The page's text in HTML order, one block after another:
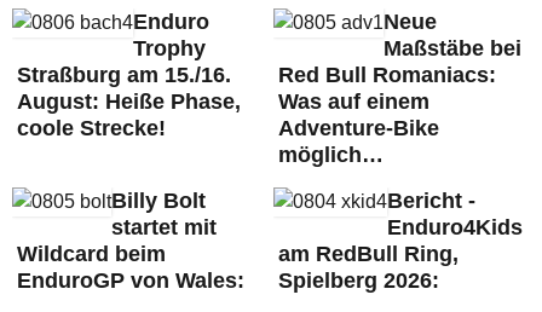
Enduro
Trophy
Straßburg am 15./16.
August: Heiße Phase,
coole Strecke!
Neue
Maßstäbe bei
Red Bull Romaniacs:
Was auf einem
Adventure-Bike
möglich…
Billy Bolt
startet mit
Wildcard beim
EnduroGP von Wales:
Bericht -
Enduro4Kids
am RedBull Ring,
Spielberg 2026: